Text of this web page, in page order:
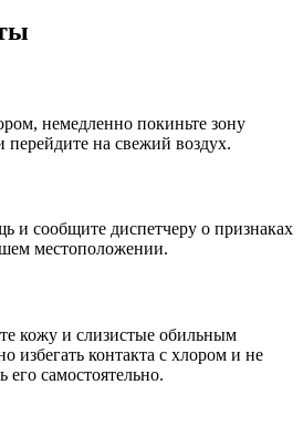
немедленно покиньте зону
перейдите на свежий воздух.
и сообщите диспетчеру о признаках
местоположении.
кожу и слизистые обильным
избегать контакта с хлором и не
его самостоятельно.